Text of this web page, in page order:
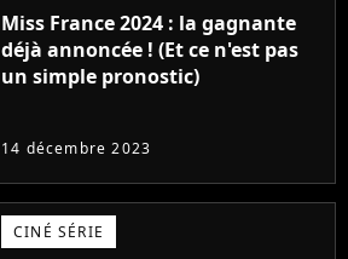
Miss France 2024 : la gagnante
déjà annoncée ! (Et ce n'est pas
un simple pronostic)
14 décembre 2023
CINÉ SÉRIE